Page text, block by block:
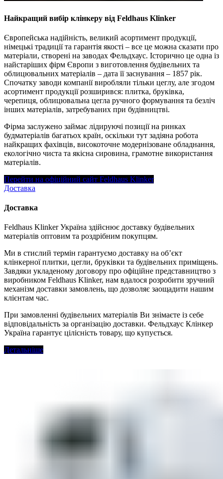
Найкращий вибір клінкеру від Feldhaus Klinker
Європейська надійність, великий асортимент продукції,
німецькі традиції та гарантія якості – все це можна сказати про
матеріали, створені на заводах Фельдхаус. Історично це одна із
найстаріших фірм Європи з виготовлення будівельних та
облицювальних матеріалів – дата її заснування – 1857 рік.
Спочатку заводи компанії виробляли тільки цеглу, але згодом
асортимент продукції розширився: плитка, бруківка,
черепиця, облицювальна цегла ручного формування та безліч
інших матеріалів, затребуваних при будівництві.
Фірма заслужено займає лідируючі позиції на ринках
будматеріалів багатьох країн, оскільки тут задіяна робота
найкращих фахівців, високоточне модернізоване обладнання,
екологічно чиста та якісна сировина, грамотне використання
матеріалів.
Перейти на офіційний сайт Feldhaus Klinker
Доставка
Доставка
Feldhaus Klinker Україна здійснює доставку будівельних
матеріалів оптовим та роздрібним покупцям.
Ми в стислий термін гарантуємо доставку на об’єкт
клінкерної плитки, цегли, бруківки та будівельних приміщень.
Завдяки укладеному договору про офіційне представництво з
виробником Feldhaus Klinker, нам вдалося розробити зручний
механізм доставки замовлень, що дозволяє заощадити нашим
клієнтам час.
При замовленні будівельних матеріалів Ви знімаєте із себе
відповідальність за організацію доставки. Фельдхаус Клінкер
Україна гарантує цілісність товару, що купується.
Детальніше